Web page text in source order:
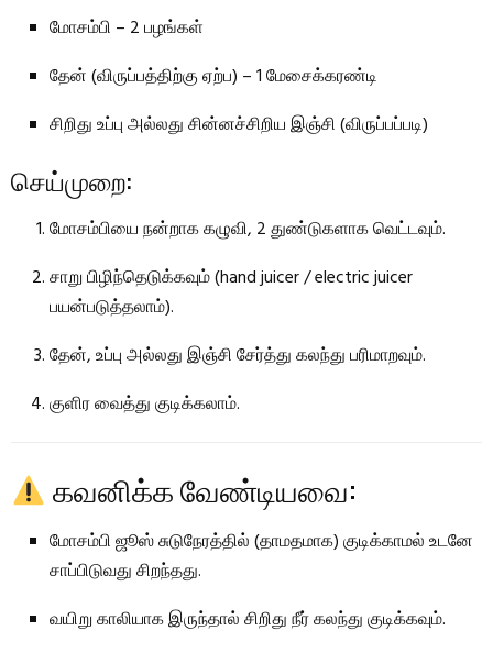
மோசம்பி – 2 பழங்கள்
தேன் (விருப்பத்திற்கு ஏற்ப) – 1 மேசைக்கரண்டி
சிறிது உப்பு அல்லது சின்னச்சிறிய இஞ்சி (விருப்பப்படி)
செய்முறை:
மோசம்பியை நன்றாக கழுவி, 2 துண்டுகளாக வெட்டவும்.
சாறு பிழிந்தெடுக்கவும் (hand juicer / electric juicer
பயன்படுத்தலாம்).
தேன், உப்பு அல்லது இஞ்சி சேர்த்து கலந்து பரிமாறவும்.
குளிர வைத்து குடிக்கலாம்.
கவனிக்க வேண்டியவை:
மோசம்பி ஜூஸ் சுடுநேரத்தில் (தாமதமாக) குடிக்காமல் உடனே
சாப்பிடுவது சிறந்தது.
வயிறு காலியாக இருந்தால் சிறிது நீர் கலந்து குடிக்கவும்.